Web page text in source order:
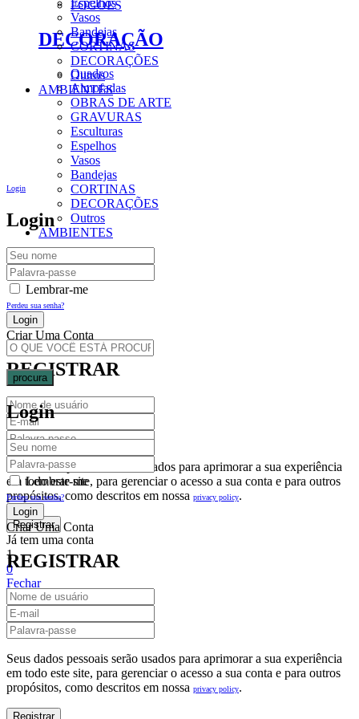
Vasos
Bandejas
CORTINAS
DECORAÇÕES
Outros
AMBIENTES
Login
Login
Lembrar-me
Perdeu sua senha?
Criar Uma Conta
REGISTRAR
Seus dados pessoais serão usados para aprimorar a sua experiência
em todo este site, para gerenciar o acesso a sua conta e para outros
propósitos, como descritos em nossa privacy policy.
Já tem uma conta
1
0
Fechar
Carrinho De Compras(0)
No products in the cart.
FOGÕES
DECORAÇÃO
Quadros
Almofadas
OBRAS DE ARTE
GRAVURAS
Esculturas
Espelhos
Vasos
Bandejas
CORTINAS
DECORAÇÕES
Outros
AMBIENTES
procura
Login
Lembrar-me
Perdeu sua senha?
Criar Uma Conta
REGISTRAR
Seus dados pessoais serão usados para aprimorar a sua experiência
em todo este site, para gerenciar o acesso a sua conta e para outros
propósitos, como descritos em nossa privacy policy.